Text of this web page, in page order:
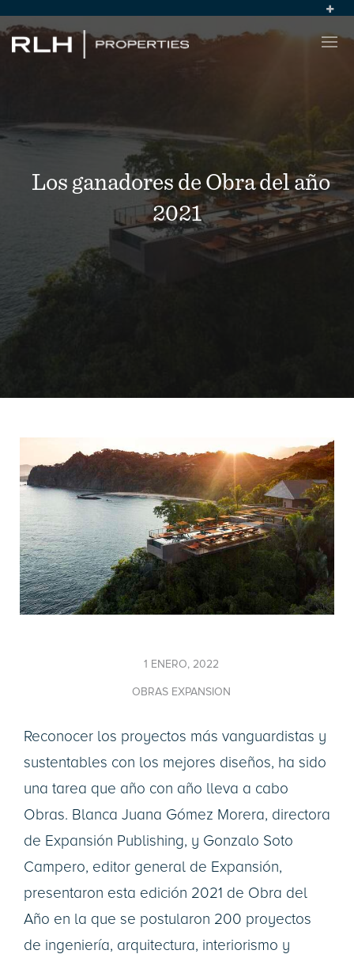
Los ganadores de Obra del año
2021
1 ENERO, 2022
OBRAS EXPANSION
Reconocer los proyectos más vanguardistas y
sustentables con los mejores diseños, ha sido
una tarea que año con año lleva a cabo
Obras. Blanca Juana Gómez Morera, directora
de Expansión Publishing, y Gonzalo Soto
Campero, editor general de Expansión,
presentaron esta edición 2021 de Obra del
Año en la que se postularon 200 proyectos
de ingeniería, arquitectura, interiorismo y